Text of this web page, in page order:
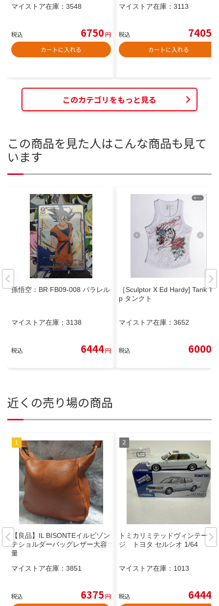
マイストア在庫： 3548
税込 6750円
カートに入れる
マイストア在庫： 3113
税込 7405
カートに入れる
このカテゴリをもっと見る
この商品を見た人はこんな商品も見て
います
孫悟空：BR FB09-008 パラレル
マイストア在庫： 3138
税込 6444円
［Sculptor X Ed Hardy] Tank To
p タンクト
マイストア在庫： 3652
税込 6000
近くの売り場の商品
【良品】IL BISONTEイルビゾン
テショルダーバッグレザー大容
量
マイストア在庫： 3851
税込 6375円
トミカリミテッドヴィンテー
ジ トヨタ セルシオ 1/64
マイストア在庫： 1013
税込 6444